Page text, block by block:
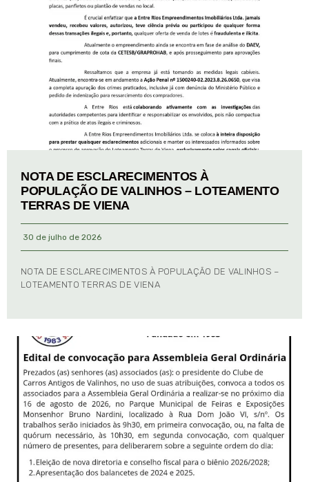
NOTA DE ESCLARECIMENTOS À
POPULAÇÃO DE VALINHOS – LOTEAMENTO
TERRAS DE VIENA
30 de julho de 2026
NOTA DE ESCLARECIMENTOS À POPULAÇÃO DE VALINHOS –
LOTEAMENTO TERRAS DE VIENA